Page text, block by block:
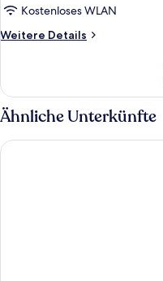
Kostenloses WLAN
Weitere Details
Weitere
Ähnliche Unterkünfte
Romana Hotel - NYC